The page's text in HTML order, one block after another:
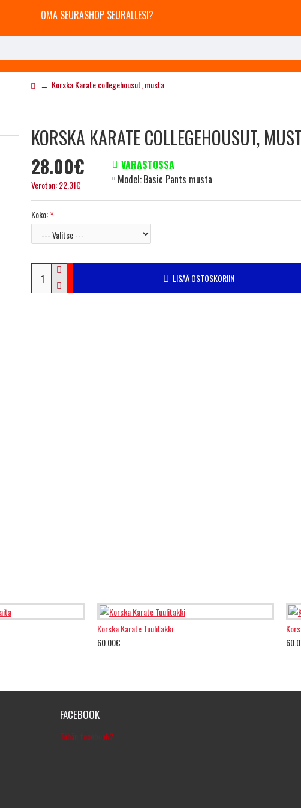
OMA SEURASHOP SEURALLESI?
Korska Karate collegehousut, musta
KORSKA KARATE COLLEGEHOUSUT,
28.00€
Veroton: 22.31€
VARASTOSSA
Model:Basic Pants musta
Koko:
LISÄÄ OSTOSKORIIN
Korska Karate Tuulitakki
60.00€
FACEBOOK
Tähän facebook?